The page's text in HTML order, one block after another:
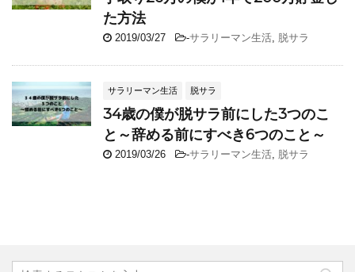
た方法
2019/03/27 -サラリーマン生活, 脱サラ
サラリーマン生活 脱サラ
34歳の僕が脱サラ前にした3つのこ
と～辞める前にすべき6つのこと～
2019/03/26 -サラリーマン生活, 脱サラ